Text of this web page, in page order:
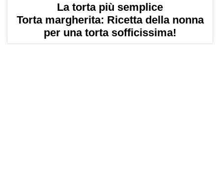
La torta più semplice
Torta margherita: Ricetta della nonna
per una torta sofficissima!